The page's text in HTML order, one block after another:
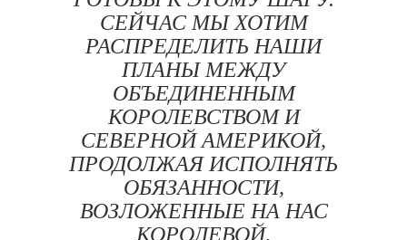
СЕЙЧАС МЫ ХОТИМ
РАСПРЕДЕЛИТЬ НАШИ
ПЛАНЫ МЕЖДУ
ОБЪЕДИНЕННЫМ
КОРОЛЕВСТВОМ И
СЕВЕРНОЙ АМЕРИКОЙ,
ПРОДОЛЖАЯ ИСПОЛНЯТЬ
ОБЯЗАННОСТИ,
ВОЗЛОЖЕННЫЕ НА НАС
КОРОЛЕВОЙ,